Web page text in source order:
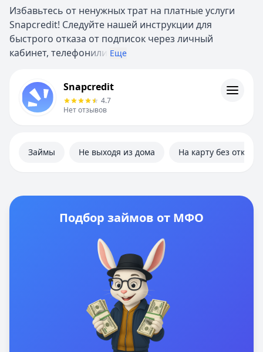
Избавьтесь от ненужных трат на платные услуги
Snapcredit! Следуйте нашей инструкции для
быстрого отказа от подписок через личный
кабинет, телефонили Еще
ИнформацияSnapcredit
4.7
Нет отзывов
Займы Не выходя из дома На карту без отказа
Подбор займов от МФО